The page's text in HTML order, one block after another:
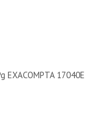
EXACOMPTA 17040E